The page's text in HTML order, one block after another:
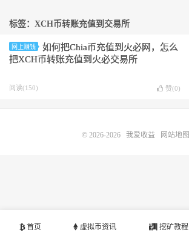
标签：XCH币转账充值到交易所
网上赚钱
如何把Chia币充值到火必网，怎么
把XCH币转账充值到火必交易所
阅读(150) 赞(0)
首页 虚拟币资讯 挖矿教程
© 2026-2026 我爱收益 网站地图